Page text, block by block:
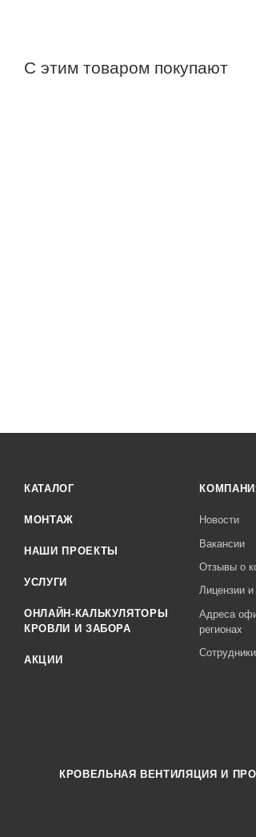
С этим товаром покупают
КАТАЛОГ
МОНТАЖ
НАШИ ПРОЕКТЫ
УСЛУГИ
ОНЛАЙН-КАЛЬКУЛЯТОРЫ
КРОВЛИ И ЗАБОРА
АКЦИИ
Новости
Вакансии
Отзывы о
Лицензии
Адреса
регионах
Сотрудники
КРОВЕЛЬНАЯ ВЕНТИЛЯЦИЯ И